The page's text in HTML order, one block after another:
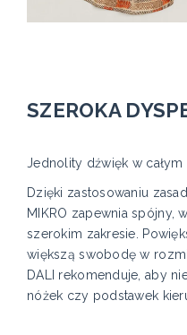
SZEROKA
Jednolity dźwięk w
Dzięki zastosowaniu
MIKRO zapewnia spójny,
szerokim zakresie.
większą swobodę w
DALI rekomenduje, aby
nóżek czy podstawek